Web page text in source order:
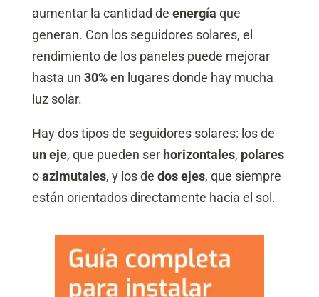
aumentar la cantidad de energía que
generan. Con los seguidores solares, el
rendimiento de los paneles puede mejorar
hasta un 30%en lugares donde hay mucha
luz solar.
Hay dos tipos de seguidores solares: los de
un eje, que pueden ser horizontales, polares
oazimutales, y los de dos ejes, que siempre
están orientados directamente hacia el sol.